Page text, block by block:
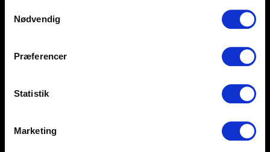
Nødvendig
Præferencer
Statistik
Marketing